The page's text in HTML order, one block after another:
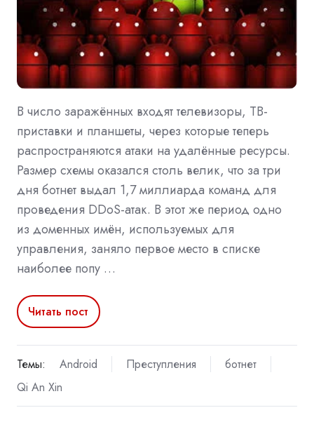
В число заражённых входят телевизоры, ТВ-
приставки и планшеты, через которые теперь
распространяются атаки на удалённые ресурсы.
Размер схемы оказался столь велик, что за три
дня ботнет выдал 1,7 миллиарда команд для
проведения DDoS-атак. В этот же период одно
из доменных имён, используемых для
управления, заняло первое место в списке
наиболее попу …
Читать пост
Темы: Android Преступления
ботнет
Qi An Xin